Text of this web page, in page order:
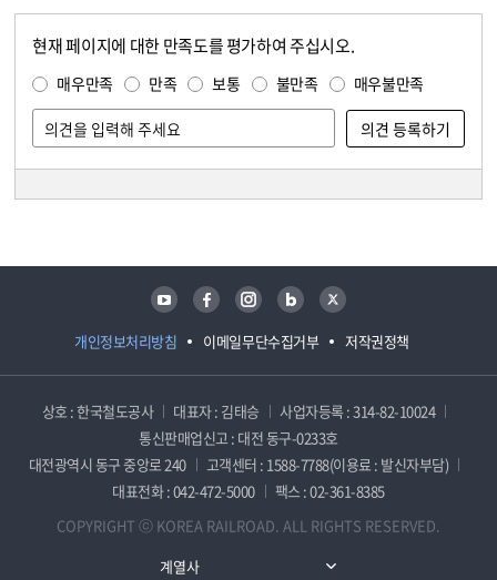
현재 페이지에 대한 만족도를 평가하여 주십시오.
매우만족 만족 보통 불만족 매우불만족
개인정보처리방침 이메일무단수집거부 저작권정책
유튜브 페이스북 인스타그램 블로그 트위터
상호 : 한국철도공사 대표자 : 김태승
사업자등록 : 314-82-10024
통신판매업신고 : 대전 동구-0233호
대전광역시 동구 중앙로 240
고객센터 : 1588-7788(이용료 : 발신자부담)
대표전화 : 042-472-5000
팩스 : 02-361-8385
COPYRIGHT ⓒ KOREA RAILROAD. ALL RIGHTS RESERVED.
계열사